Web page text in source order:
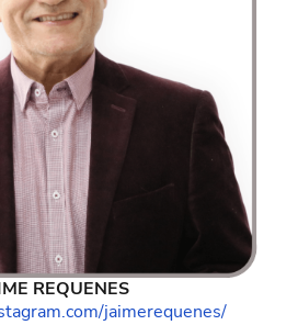
REQUENES
jaimerequenes/